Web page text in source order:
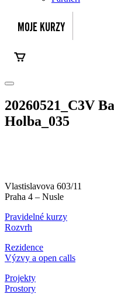
20260521_C3V
Holba_035
Vlastislavova 603/11
Praha 4 – Nusle
Pravidelné kurzy
Rozvrh
Rezidence
Výzvy a open calls
Projekty
Prostory